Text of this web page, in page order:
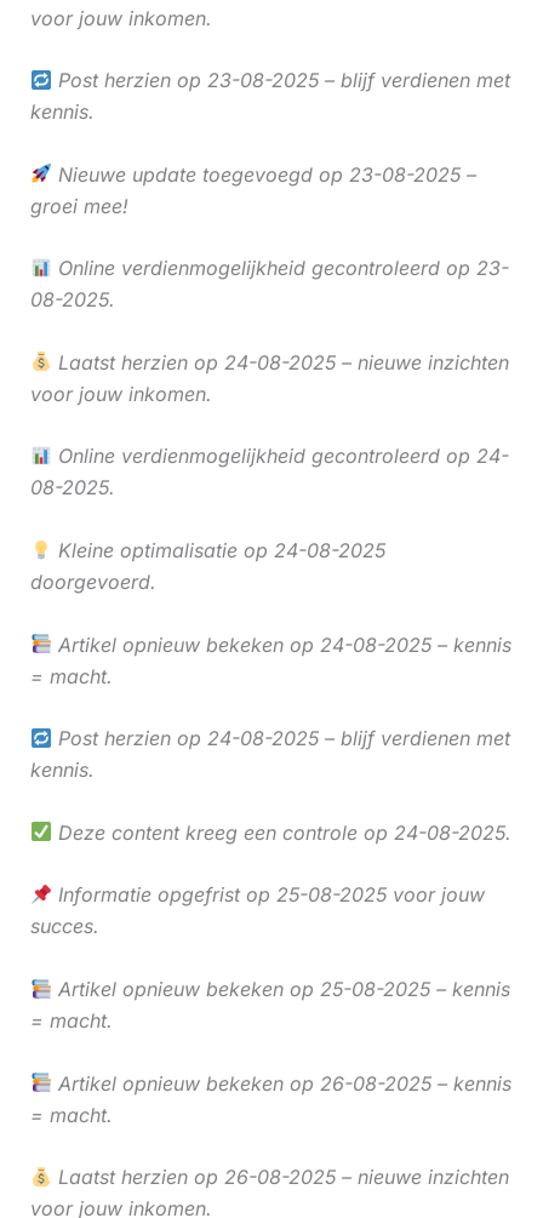
voor jouw inkomen.
Post herzien op 23-08-2025 – blijf verdienen met
kennis.
Nieuwe update toegevoegd op 23-08-2025 –
groei mee!
Online verdienmogelijkheid gecontroleerd op 23-
08-2025.
Laatst herzien op 24-08-2025 – nieuwe inzichten
voor jouw inkomen.
Online verdienmogelijkheid gecontroleerd op 24-
08-2025.
Kleine optimalisatie op 24-08-2025
doorgevoerd.
Artikel opnieuw bekeken op 24-08-2025 – kennis
= macht.
Post herzien op 24-08-2025 – blijf verdienen met
kennis.
Deze content kreeg een controle op 24-08-2025.
Informatie opgefrist op 25-08-2025 voor jouw
succes.
Artikel opnieuw bekeken op 25-08-2025 – kennis
= macht.
Artikel opnieuw bekeken op 26-08-2025 – kennis
= macht.
Laatst herzien op 26-08-2025 – nieuwe inzichten
voor jouw inkomen.